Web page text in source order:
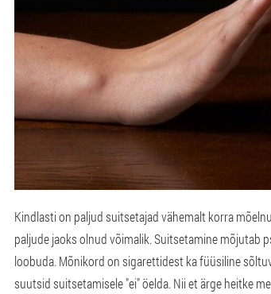
Kindlasti on paljud suitsetajad vähemalt korra
paljude jaoks olnud võimalik. Suitsetamine mõjutab
loobuda. Mõnikord on sigarettidest ka füüsiline
suutsid suitsetamisele "ei" öelda. Nii et ärge heitke